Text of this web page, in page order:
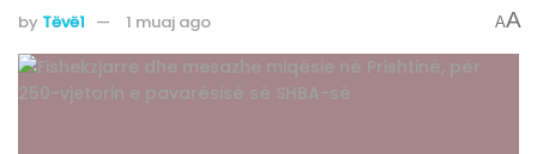
by Tëvë1 1 muaj ago AA